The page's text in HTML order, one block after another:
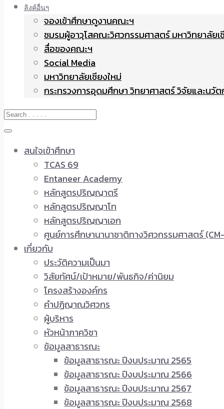
ลิงค์อื่นๆ
จองเข้าศึกษาดูงานคณะฯ
ชมรมผู้อาวุโสคณะวิศวกรรมศาสตร์ มหาวิทยาลัยเ
สื่อของคณะฯ
Social Media
มหาวิทยาลัยเชียงใหม่
กระทรวงการอุดมศึกษา วิทยาศาสตร์ วิจัยและนวั
สนใจเข้าศึกษา
TCAS 69
Entaneer Academy
หลักสูตรปริญญาตรี
หลักสูตรปริญญาโท
หลักสูตรปริญญาเอก
ศูนย์การศึกษานานาชาติทางวิศวกรรมศาสตร์
เกี่ยวกับ
ประวัติความเป็นมา
วิสัยทัศน์/เป้าหมาย/พันธกิจ/ค่านิยม
โครงสร้างองค์กร
คำปฏิญาณวิศวกร
ผู้บริหาร
หัวหน้าภาควิชา
ข้อมูลสาธารณะ
ข้อมูลสาธารณะ ปีงบประมาณ 2565
ข้อมูลสาธารณะ ปีงบประมาณ 2566
ข้อมูลสาธารณะ ปีงบประมาณ 2567
ข้อมูลสาธารณะ ปีงบประมาณ 2568